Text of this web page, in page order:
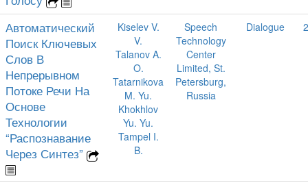
Автоматический
Поиск Ключевых
Слов В
Непрерывном
Потоке Речи На
Основе
Технологии
“Распознавание
Через Синтез”
Kiselev V.
V.
Talanov A.
O.
Tatarnikova
M. Yu.
Khokhlov
Yu. Yu.
Tampel I.
B.
Speech
Technology
Center
Limited, St.
Petersburg,
Russia
Dialogue